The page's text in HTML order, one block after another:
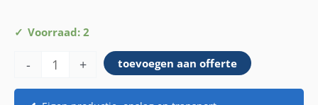
Voorraad: 2
-
Parasol
oranje
+ toevoegen aan offerte